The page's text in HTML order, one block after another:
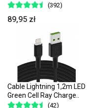
(392)
89,95 zł
Cable Lightning 1,2m LED
Green Cell Ray Charge..
(42)